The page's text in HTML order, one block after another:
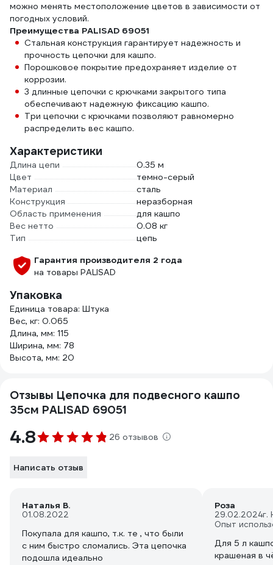
можно менять местоположение цветов в зависимости от
погодных условий.
Преимущества PALISAD 69051
Стальная конструкция гарантирует надежность и
прочность цепочки для кашпо.
Порошковое покрытие предохраняет изделие от
коррозии.
3 длинные цепочки с крючками закрытого типа
обеспечивают надежную фиксацию кашпо.
Три цепочки с крючками позволяют равномерно
распределить вес кашпо.
Характеристики
Длина цепи
0.35 м
Цвет
темно-серый
Материал
сталь
Конструкция
неразборная
Область применения
для кашпо
Вес нетто
0.08 кг
Тип
цепь
Гарантия производителя 2 года
на товары PALISAD
Упаковка
Единица товара: Штука
Вес, кг: 0.065
Длина, мм: 115
Ширина, мм: 78
Высота, мм: 20
Отзывы Цепочка для подвесного кашпо
35см PALISAD 69051
4.8 26 отзывов
Написать отзыв
Наталья В.
01.08.2022
Покупала для кашпо, т.к. те , что были
с ним быстро сломались. Эта цепочка
подошла идеально
Роза
29.02.2024г.
Опыт
Для 5 л
крашеная в